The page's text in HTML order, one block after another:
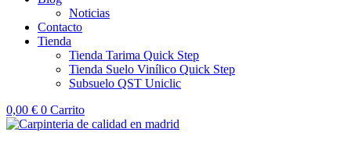
Noticias
Contacto
Tienda
Tienda Tarima Quick Step
Tienda Suelo Vinílico Quick Step
Subsuelo QST Uniclic
0,00 € 0 Carrito